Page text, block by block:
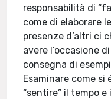
responsabilità di
come di elaborare
presenze d’altri ci
avere l’occasione
consegna di
Esaminare come
“sentire” il tempo